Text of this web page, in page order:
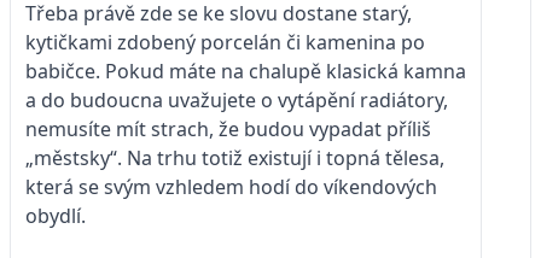
Třeba právě zde se ke slovu dostane starý,
kytičkami zdobený porcelán či kamenina po
babičce. Pokud máte na chalupě klasická kamna
a do budoucna uvažujete o vytápění radiátory,
nemusíte mít strach, že budou vypadat příliš
„městsky“. Na trhu totiž existují i topná tělesa,
která se svým vzhledem hodí do víkendových
obydlí.